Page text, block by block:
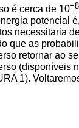
é cerca de 10
potencial
necessitaria
que as
retornar ao
(disponíveis
1).